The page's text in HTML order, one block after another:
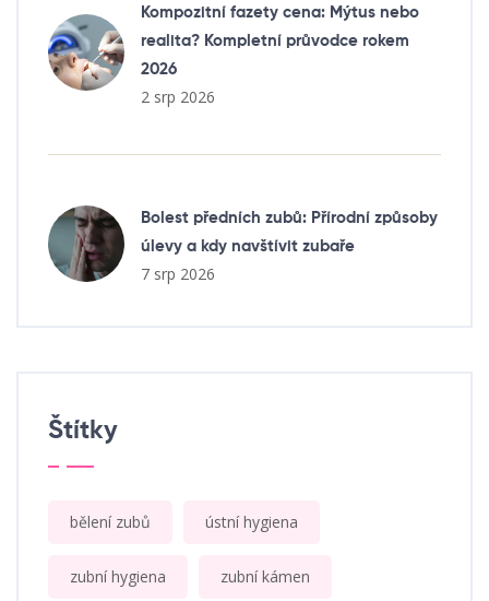
Kompozitní fazety cena: Mýtus nebo
realita? Kompletní průvodce rokem
2026
2 srp 2026
Bolest předních zubů: Přírodní způsoby
úlevy a kdy navštívit zubaře
7 srp 2026
Štítky
bělení zubů ústní hygiena
zubní hygiena zubní kámen